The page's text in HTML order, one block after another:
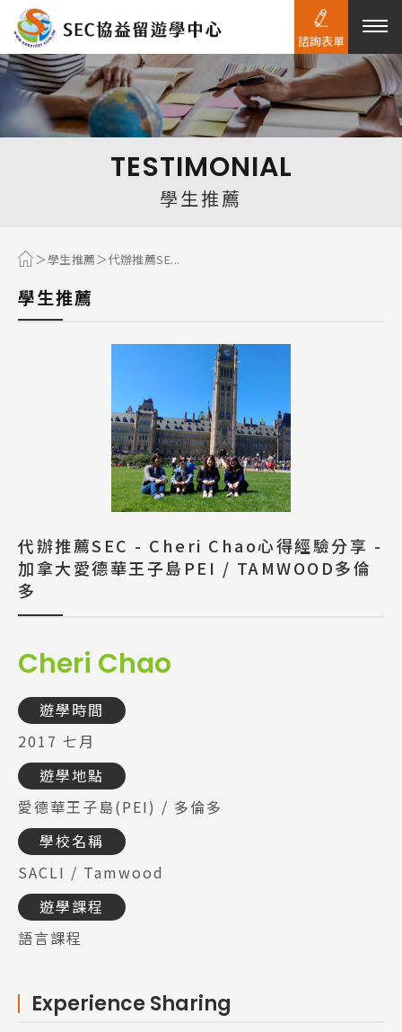
熱門搜尋：
TESTIMONIAL
學生推薦
學生推薦 代辦推薦SE...
學生推薦
代辦推薦SEC - Cheri Chao心得經驗分享 -
加拿大愛德華王子島PEI / TAMWOOD多倫
多
Cheri Chao
遊學時間
2017 七月
遊學地點
愛德華王子島(PEI) / 多倫多
學校名稱
SACLI / Tamwood
遊學課程
語言課程
Experience Sharing
諮詢表單